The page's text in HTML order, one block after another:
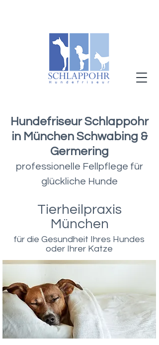
Hundefriseur Schlappohr
in München Schwabing &
Germering
professionelle Fellpflege für
glückliche Hunde
Tierheilpraxis
München
für die Gesundheit Ihres Hundes
oder Ihrer Katze